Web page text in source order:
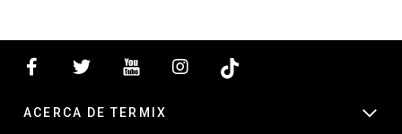
ACERCA DE TERMIX